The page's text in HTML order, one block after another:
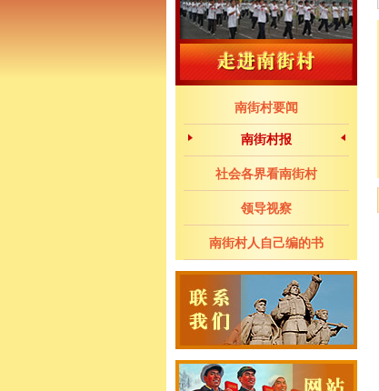
南街村要闻
南街村报
社会各界看南街村
领导视察
南街村人自己编的书